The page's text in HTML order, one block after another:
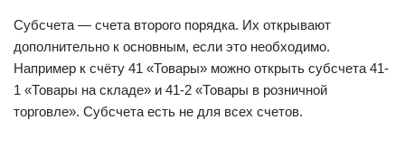
Субсчета — счета второго порядка. Их открывают
дополнительно к основным, если это необходимо.
Например к счёту 41 «Товары» можно открыть субсчета 41-
1 «Товары на складе» и 41-2 «Товары в розничной
торговле». Субсчета есть не для всех счетов.